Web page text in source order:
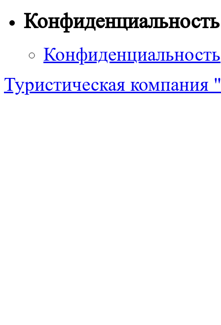
Конфиденциальность
Конфиденциальность
Туристическая